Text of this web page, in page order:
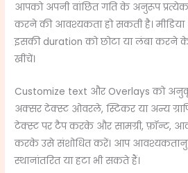
आपको अपनी वांछित गति के अनुरूप
करने की आवश्यकता हो सकती है।
इसकी duration को छोटा या लंबा करने
खींचें।
Customize text और Overlays को
अक्सर टेक्स्ट ओवरले, स्टिकर या अन्य
टेक्स्ट पर टैप करके और सामग्री, फ़ॉन्ट,
करके उसे संशोधित करें। आप
स्थानांतरित या हटा भी सकते हैं।